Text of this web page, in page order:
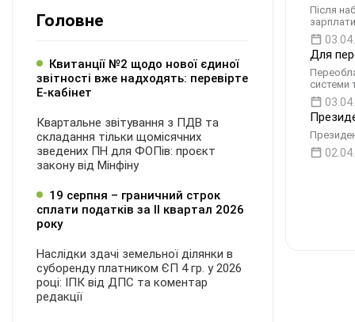
Після
зарплати
Для
системи
Головне
Квитанції №2 щодо нової єдиної
звітності вже надходять: перевірте
Е-кабінет
Квартальне звітування з ПДВ та
складання тільки щомісячних
зведених ПН для ФОПів: проєкт
закону від Мінфіну
19 серпня – граничний строк
сплати податків за ІI квартал 2026
року
Наслідки здачі земельної ділянки в
суборенду платником ЄП 4 гр. у 2026
році: ІПК від ДПС та коментар
редакції